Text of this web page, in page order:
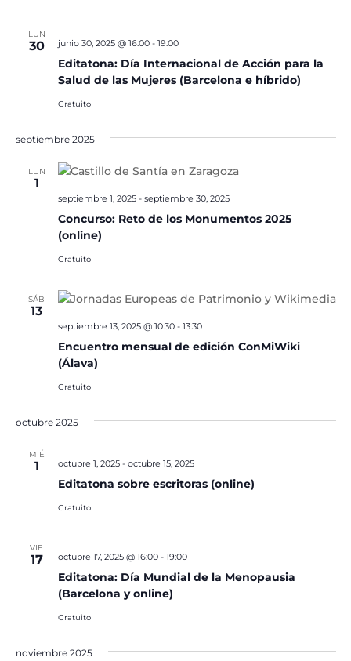
LUN
30
Editatona: Día Internacional de Acción para la
Salud de las Mujeres (Barcelona e híbrido)
junio 30, 2025 @ 16:00- 19:00
Gratuito
septiembre 2025
LUN
1
Concurso: Reto de los Monumentos 2025
(online)
septiembre 1, 2025- septiembre 30, 2025
Gratuito
SÁB
13
Encuentro mensual de edición ConMiWiki
(Álava)
septiembre 13, 2025 @ 10:30- 13:30
Gratuito
octubre 2025
MIÉ
1
Editatona sobre escritoras (online)
octubre 1, 2025- octubre 15, 2025
Gratuito
VIE
17
Editatona: Día Mundial de la Menopausia
(Barcelona y online)
octubre 17, 2025 @ 16:00- 19:00
Gratuito
noviembre 2025